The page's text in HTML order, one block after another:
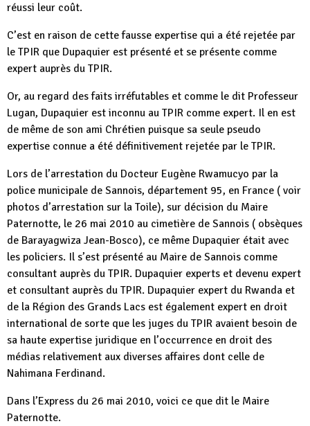
réussi leur coût.
C’est en raison de cette fausse expertise qui a été rejetée par
le TPIR que Dupaquier est présenté et se présente comme
expert auprès du TPIR.
Or, au regard des faits irréfutables et comme le dit Professeur
Lugan, Dupaquier est inconnu au TPIR comme expert. Il en est
de même de son ami Chrétien puisque sa seule pseudo
expertise connue a été définitivement rejetée par le TPIR.
Lors de l’arrestation du Docteur Eugène Rwamucyo par la
police municipale de Sannois, département 95, en France ( voir
photos d’arrestation sur la Toile), sur décision du Maire
Paternotte, le 26 mai 2010 au cimetière de Sannois ( obsèques
de Barayagwiza Jean-Bosco), ce même Dupaquier était avec
les policiers. Il s’est présenté au Maire de Sannois comme
consultant auprès du TPIR. Dupaquier experts et devenu expert
et consultant auprès du TPIR. Dupaquier expert du Rwanda et
de la Région des Grands Lacs est également expert en droit
international de sorte que les juges du TPIR avaient besoin de
sa haute expertise juridique en l’occurrence en droit des
médias relativement aux diverses affaires dont celle de
Nahimana Ferdinand.
Dans l’Express du 26 mai 2010, voici ce que dit le Maire
Paternotte.